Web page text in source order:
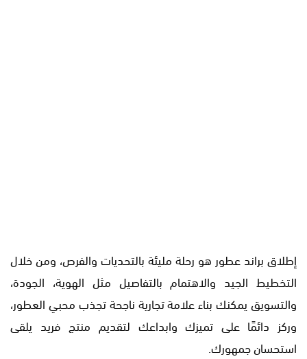
إطلاق براند عطور هو رحلة مليئة بالتحديات والفرص، ومن خلال
التخطيط الجيد والاهتمام بالتفاصيل مثل الهوية، الجودة،
والتسويق يمكنك بناء علامة تجارية ناجحة تجذب محبي العطور،
وركز دائمًا على تميزك وابداعك لتقديم منتج فريد يلقى
استحسان جمهورك.